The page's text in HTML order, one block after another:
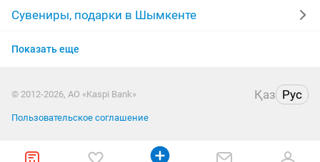
Сувениры, подарки в Шымкенте
Сувениры, подарки в Усть-Каменогорске
Сувениры, подарки в Актау
Сувениры, подарки в Костанае
Показать еще
© 2012-2026, АО «Kaspi Bank» Қаз Рус
Пользовательское соглашение